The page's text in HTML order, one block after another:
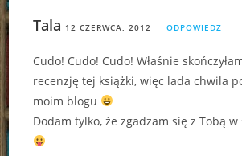
Tala 12 CZERWCA, 2012 ODPOWIEDZ
Cudo! Cudo! Cudo! Właśnie
recenzję tej książki, więc lada chwila
moim blogu
Dodam tylko, że zgadzam się z Tobą